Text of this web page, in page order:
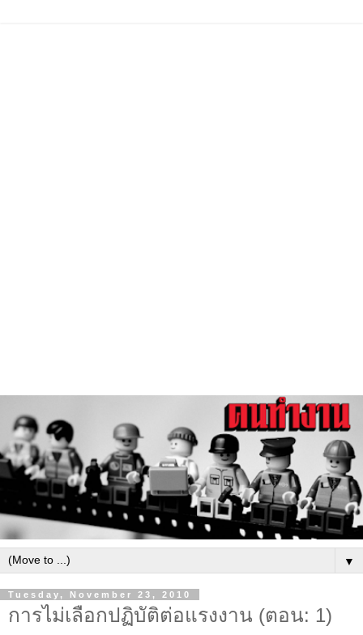
▼
Tuesday, November 23, 2010
การไม่เลือกปฏิบัติต่อแรงงาน (ตอน: 1)